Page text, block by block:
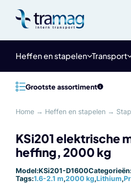
content
Heffen en stapelen Transport
Grootste assortiment
Home → Heffen en stapelen →
KSi201 elektrische
heffing, 2000 kg
Model:KSi201-D1600
Tags:1.6-2.1 m,2000 kg,Lithium,